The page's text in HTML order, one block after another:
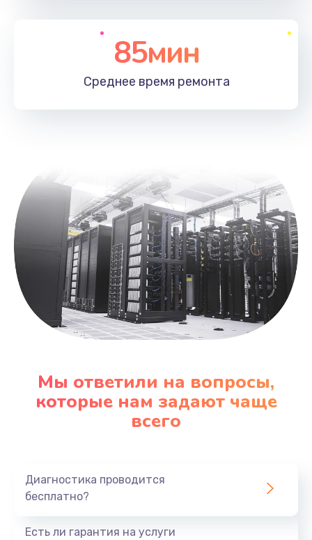
85мин
Среднее время ремонта
Мы ответили на вопросы,
которые нам задают чаще
всего
Диагностика проводится
бесплатно?
Есть ли гарантия на услуги